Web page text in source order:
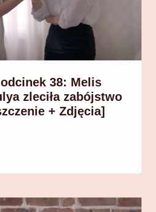
38: Melis
zleciła zabójstwo
+ Zdjęcia]